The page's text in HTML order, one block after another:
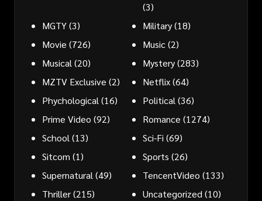
(3)
MGTY(3) Military(18)
Movie (726) Music(2)
Musical(20) Mystery(283)
MZTV Exclusive (2) Netflix(64)
Phychological(16) Political(36)
Prime Video (92) Romance (1274)
School(13) Sci-Fi (69)
Sitcom (1) Sports (26)
Supernatural(49) TencentVideo (133)
Thriller(215) Uncategorized(10)